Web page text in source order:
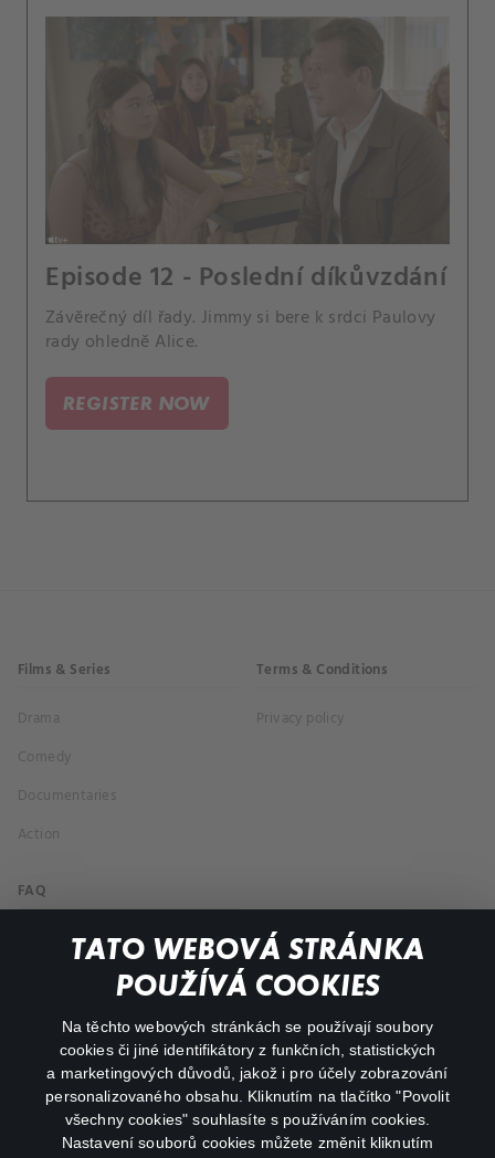
TATO WEBOVÁ STRÁNKA
POUŽÍVÁ COOKIES
Na těchto webových stránkách se používají soubory
cookies či jiné identifikátory z funkčních, statistických
a marketingových důvodů, jakož i pro účely zobrazování
personalizovaného obsahu. Kliknutím na tlačítko "Povolit
všechny cookies" souhlasíte s používáním cookies.
Nastavení souborů cookies můžete změnit kliknutím
Episode 12 - Poslední díkůvzdání
Závěrečný díl řady. Jimmy si bere k srdci Paulovy
rady ohledně Alice.
REGISTER NOW
Films & Series
Drama
Comedy
Documentaries
Action
Terms & Conditions
Privacy policy
FAQ
My profile
facebookinstagram
youtube